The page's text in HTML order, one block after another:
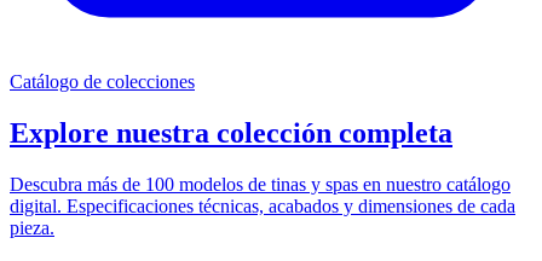
Catálogo de colecciones
Explore nuestra colección completa
Descubra más de 100 modelos de tinas y spas en nuestro catálogo
digital. Especificaciones técnicas, acabados y dimensiones de cada
pieza.